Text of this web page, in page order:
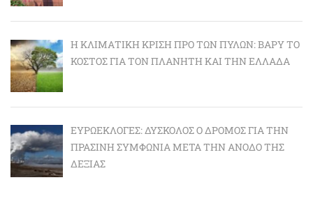
Η ΚΛΙΜΑΤΙΚΉ ΚΡΊΣΗ ΠΡΟ ΤΩΝ ΠΥΛΏΝ: BΑΡΎ ΤΟ
ΚΌΣΤΟΣ ΓΙΑ ΤΟΝ ΠΛΑΝΉΤΗ ΚΑΙ ΤΗΝ ΕΛΛΆΔΑ
ΕΥΡΩΕΚΛΟΓΈΣ: ΔΎΣΚΟΛΟΣ Ο ΔΡΌΜΟΣ ΓΙΑ ΤΗΝ
ΠΡΆΣΙΝΗ ΣΥΜΦΩΝΊΑ ΜΕΤΆ ΤΗΝ ΆΝΟΔΟ ΤΗΣ
ΔΕΞΙΆΣ